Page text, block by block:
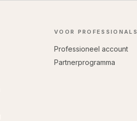
VOOR PROFESSIONALS
Professioneel account
Partnerprogramma